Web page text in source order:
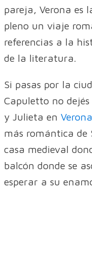
pareja, Verona es
pleno un viaje
referencias a la
de la literatura.
Si pasas por la
Capuletto no
y Julieta en Verona
más romántica de
casa medieval
balcón donde se
esperar a su